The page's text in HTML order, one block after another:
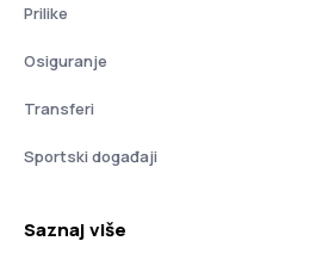
Prilike
Osiguranje
Transferi
Sportski događaji
Saznaj više